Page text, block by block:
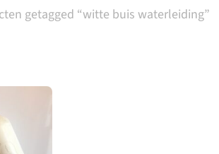
getagged “witte buis waterleiding”